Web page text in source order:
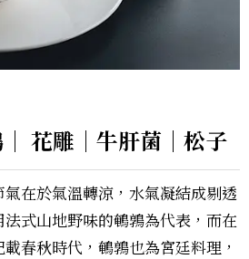
花雕｜牛肝菌｜松子
在於氣溫轉涼，水氣凝結成剔透
式山地野味的鵪鶉為代表，而在
春秋時代，鵪鶉也為宮廷料理，